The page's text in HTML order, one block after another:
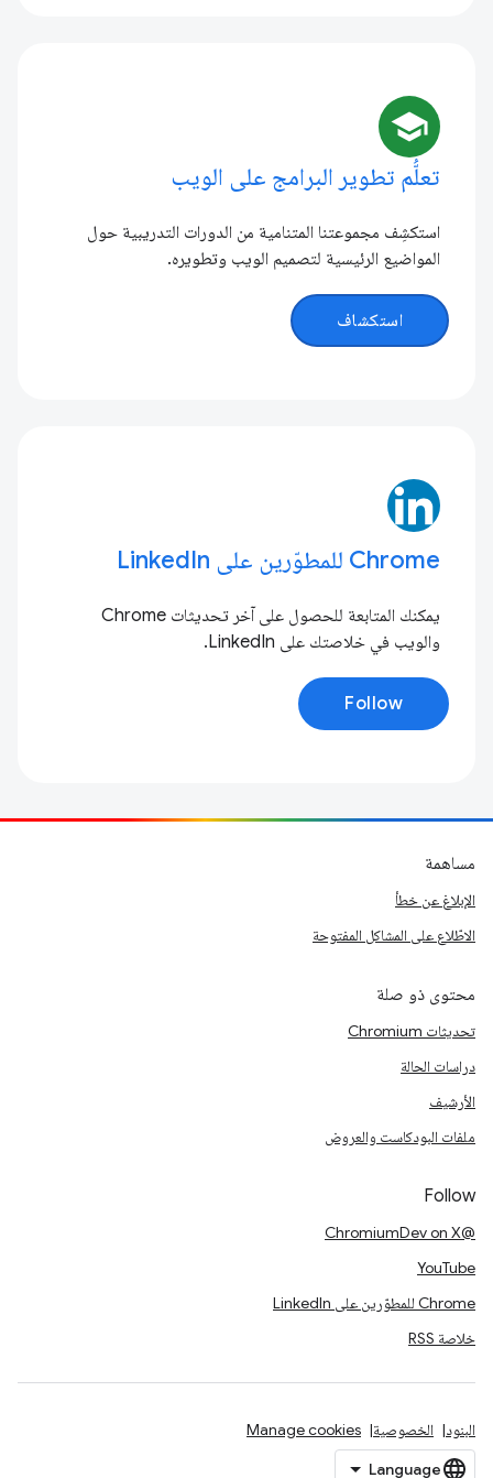
school
تعلُّم تطوير البرامج على الويب
استكشِف مجموعتنا المتنامية من الدورات التدريبية حول
المواضيع الرئيسية لتصميم الويب وتطويره.
استكشاف
Chrome للمطوّرين على LinkedIn
يمكنك المتابعة للحصول على آخر تحديثات Chrome
والويب في خلاصتك على LinkedIn.
Follow
مساهمة
الإبلاغ عن خطأ
الاطّلاع على المشاكل المفتوحة
محتوى ذو صلة
تحديثات Chromium
دراسات الحالة
الأرشيف
ملفات البودكاست والعروض
Follow
@ChromiumDev on X
YouTube
Chrome للمطوّرين على LinkedIn
خلاصة RSS
البنود الخصوصية Manage cookies